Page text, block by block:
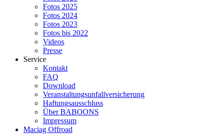
Fotos 2025
Fotos 2024
Fotos 2023
Fotos bis 2022
Videos
Presse
Service
Kontakt
FAQ
Download
Veranstaltungsunfallversicherung
Haftungsausschluss
Über BABOONS
Impressum
Maciag Offroad